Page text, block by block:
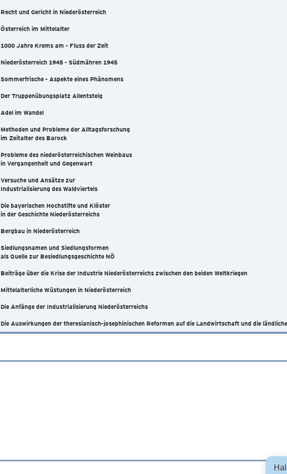
Recht und Gericht in Niederösterreich
Österreich im Mittelalter
1000 Jahre Krems am - Fluss der Zeit
Niederösterreich 1945 - Südmähren 1945
Sommerfrische - Aspekte eines Phänomens
Der Truppenübungsplatz Allentsteig
Adel im Wandel
Methoden und Probleme der Alltagsforschung
im Zeitalter des Barock
Probleme des niederösterreichischen Weinbaus
in Vergangenheit und Gegenwart
Versuche und Ansätze zur
Industrialisierung des Waldviertels
Die bayerischen Hochstifte und Klöster
in der Geschichte Niederösterreichs
Bergbau in Niederösterreich
Siedlungsnamen und Siedlungsformen
als Quelle zur Besiedlungsgeschichte NÖ
Beiträge über die Krise der Industrie Niederösterreichs zwischen den beiden Weltkriegen
Mittelalterliche Wüstungen in Niederösterreich
Die Anfänge der Industrialisierung Niederösterreichs
Die Auswirkungen der theresianisch-josephinischen Reformen auf die Landwirtschaft und die